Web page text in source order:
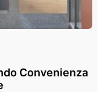
Convenienza